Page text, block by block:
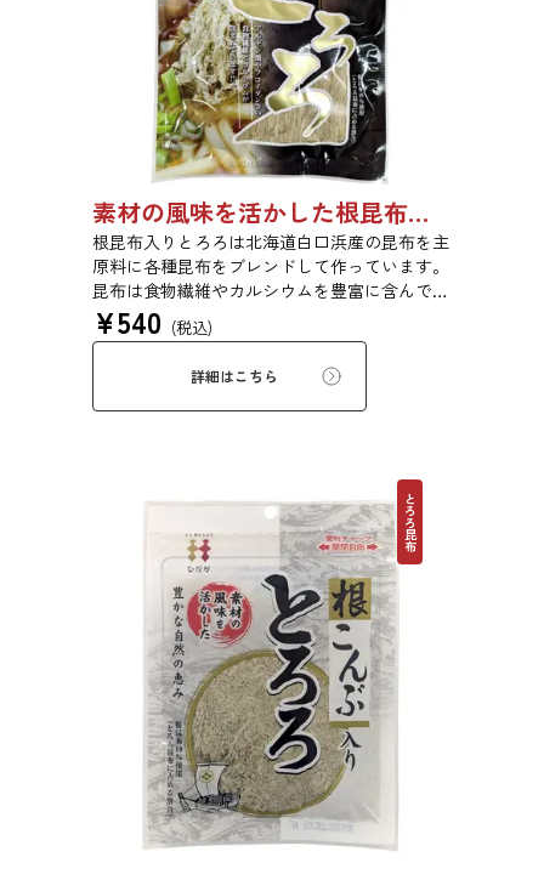
素材の風味を活かした根昆布入りとろろ 65g 単品 5袋セット 20袋セット 1736
根昆布入りとろろは北海道白口浜産の昆布を主
原料に各種昆布をブレンドして作っています。
昆布は食物繊維やカルシウムを豊富に含んでい
ます。薄くふんわりと削っており、ご飯やお吸
い物、うどんに入れて美味しく召し上がれま
す。お口の中でとろーり、つるっと広がる根昆
布入りとろろを是非ご賞味ください。
¥540 (税込)
詳細はこちら
とろろ昆布